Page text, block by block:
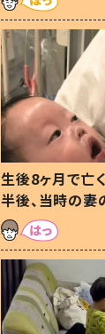
生後8ヶ月で亡
半後、当時の
た本音とは